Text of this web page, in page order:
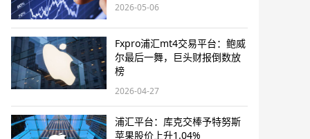
2026-05-06
Fxpro浦汇mt4交易平台：鲍威
尔最后一舞，巨头财报倒数放
榜
2026-04-27
浦汇平台：库克交棒予特努斯
苹果股价上升1.04%